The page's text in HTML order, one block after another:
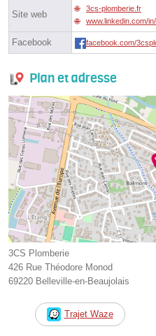
Site web
3cs-plomberie.fr
www.linkedin.com/
Facebook facebook.com/
Plan et adresse
3CS Plomberie
426 Rue Théodore Monod
69220 Belleville-en-Beaujolais
Trajet Waze